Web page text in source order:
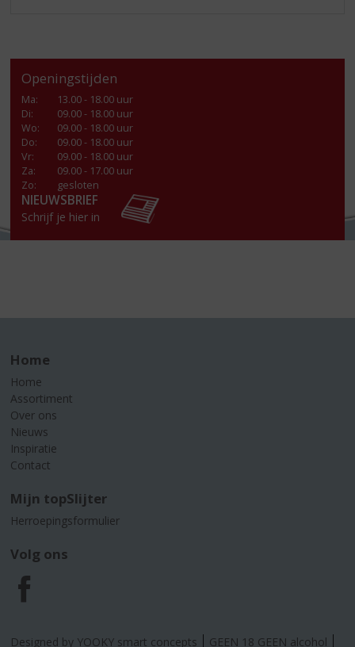
Openingstijden
Ma:
13.00 - 18.00 uur
Di:
09.00 - 18.00 uur
Wo:
09.00 - 18.00 uur
Do:
09.00 - 18.00 uur
Vr:
09.00 - 18.00 uur
Za:
09.00 - 17.00 uur
Zo:
gesloten
NIEUWSBRIEF
Schrijf je hier in
Home
Home
Assortiment
Over ons
Nieuws
Inspiratie
Contact
Mijn topSlijter
Herroepingsformulier
Volg ons
F
a
Designed by YOOKY smart concepts GEEN 18 GEEN alcohol